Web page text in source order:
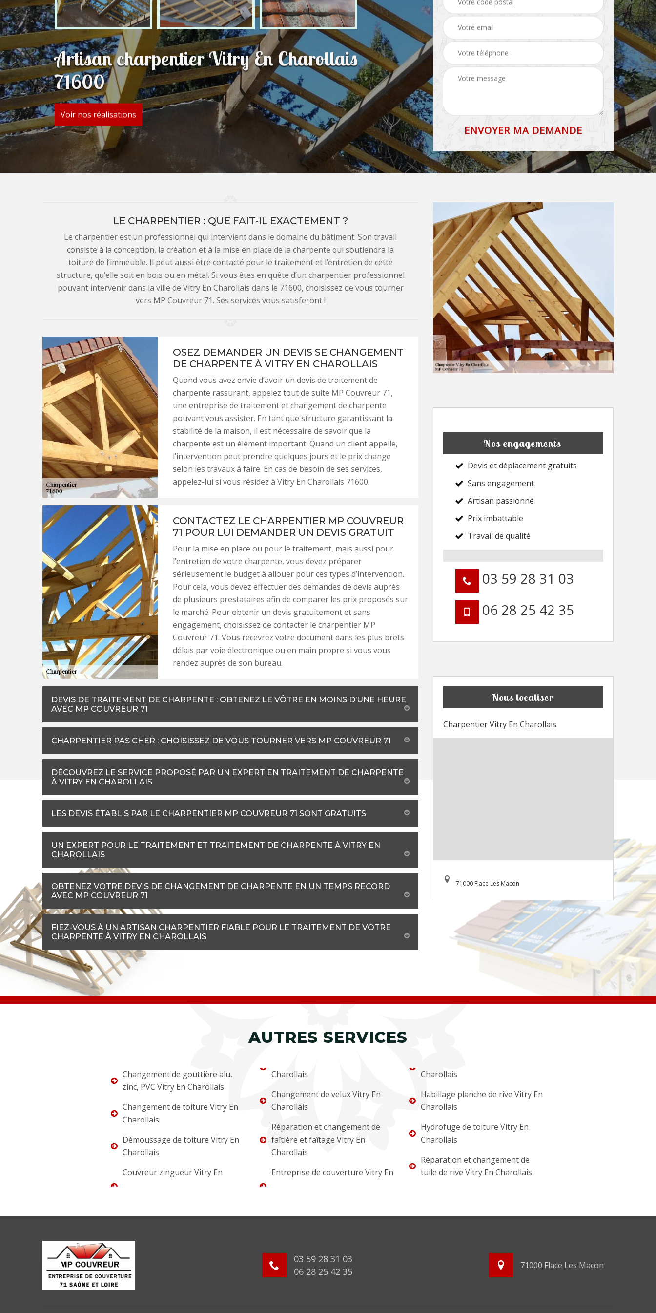
Artisan charpentier Vitry En Charollais
71600
Voir nos réalisations
LE CHARPENTIER : QUE FAIT-IL EXACTEMENT ?
Le charpentier est un professionnel qui intervient dans le domaine du bâtiment. Son travail
consiste à la conception, la création et à la mise en place de la charpente qui soutiendra la
toiture de l’immeuble. Il peut aussi être contacté pour le traitement et l’entretien de cette
structure, qu’elle soit en bois ou en métal. Si vous êtes en quête d’un charpentier professionnel
pouvant intervenir dans la ville de Vitry En Charollais dans le 71600, choisissez de vous tourner
vers MP Couvreur 71. Ses services vous satisferont !
OSEZ DEMANDER UN DEVIS SE CHANGEMENT
DE CHARPENTE À VITRY EN CHAROLLAIS
Quand vous avez envie d’avoir un devis de traitement de
charpente rassurant, appelez tout de suite MP Couvreur 71,
une entreprise de traitement et changement de charpente
pouvant vous assister. En tant que structure garantissant la
stabilité de la maison, il est nécessaire de savoir que la
charpente est un élément important. Quand un client appelle,
l’intervention peut prendre quelques jours et le prix change
selon les travaux à faire. En cas de besoin de ses services,
appelez-lui si vous résidez à Vitry En Charollais 71600.
CONTACTEZ LE CHARPENTIER MP COUVREUR
71 POUR LUI DEMANDER UN DEVIS GRATUIT
Pour la mise en place ou pour le traitement, mais aussi pour
l’entretien de votre charpente, vous devez préparer
sérieusement le budget à allouer pour ces types d’intervention.
Pour cela, vous devez effectuer des demandes de devis auprès
de plusieurs prestataires afin de comparer les prix proposés sur
le marché. Pour obtenir un devis gratuitement et sans
engagement, choisissez de contacter le charpentier MP
Couvreur 71. Vous recevrez votre document dans les plus brefs
délais par voie électronique ou en main propre si vous vous
rendez auprès de son bureau.
DEVIS DE TRAITEMENT DE CHARPENTE : OBTENEZ LE VÔTRE EN MOINS D’UNE HEURE
AVEC MP COUVREUR 71
CHARPENTIER PAS CHER : CHOISISSEZ DE VOUS TOURNER VERS MP COUVREUR 71
DÉCOUVREZ LE SERVICE PROPOSÉ PAR UN EXPERT EN TRAITEMENT DE CHARPENTE
À VITRY EN CHAROLLAIS
LES DEVIS ÉTABLIS PAR LE CHARPENTIER MP COUVREUR 71 SONT GRATUITS
UN EXPERT POUR LE TRAITEMENT ET TRAITEMENT DE CHARPENTE À VITRY EN
CHAROLLAIS
OBTENEZ VOTRE DEVIS DE CHANGEMENT DE CHARPENTE EN UN TEMPS RECORD
AVEC MP COUVREUR 71
FIEZ-VOUS À UN ARTISAN CHARPENTIER FIABLE POUR LE TRAITEMENT DE VOTRE
CHARPENTE À VITRY EN CHAROLLAIS
Nos engagements
Devis et déplacement gratuits
Sans engagement
Artisan passionné
Prix imbattable
Travail de qualité
03 59 28 31 03
06 28 25 42 35
Nous localiser
Charpentier Vitry En Charollais
71000 Flace Les Macon
AUTRES SERVICES
Changement de gouttière alu,
zinc, PVC Vitry En Charollais
Changement de toiture Vitry En
Charollais
Démoussage de toiture Vitry En
Charollais
Couvreur zingueur Vitry En
Charollais
Changement de velux Vitry En
Charollais
Réparation et changement de
faîtière et faîtage Vitry En
Charollais
Entreprise de couverture Vitry En
Charollais
Habillage planche de rive Vitry En
Charollais
Hydrofuge de toiture Vitry En
Charollais
Réparation et changement de
tuile de rive Vitry En Charollais
03 59 28 31 03
06 28 25 42 35
71000 Flace Les Macon